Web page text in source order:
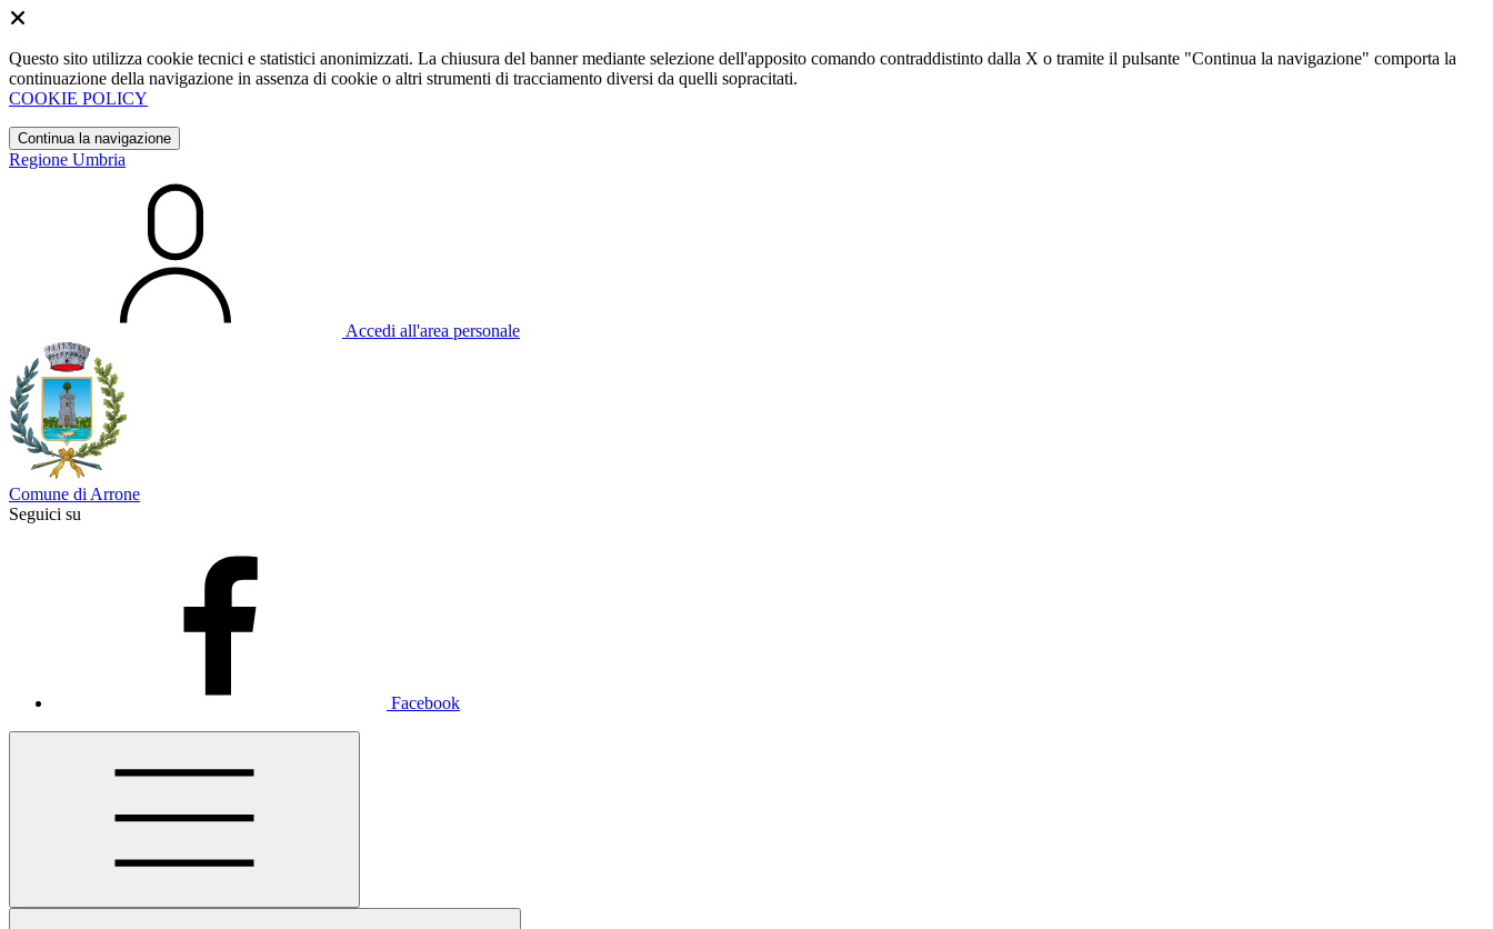
Questo sito utilizza cookie tecnici e statistici anonimizzati. La chiusura del banner mediante selezione dell'apposito comando contraddistinto dalla X o tramite il pulsante "Continua la navigazione" comporta la
continuazione della navigazione in assenza di cookie o altri strumenti di tracciamento diversi da quelli sopracitati.
COOKIE POLICY
Continua la navigazione
Regione Umbria
Accedi all'area personale
Comune di Arrone
Seguici su
Facebook